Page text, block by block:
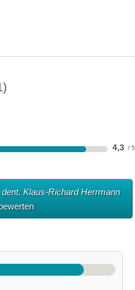
4,3
Klaus-Richard Herrmann